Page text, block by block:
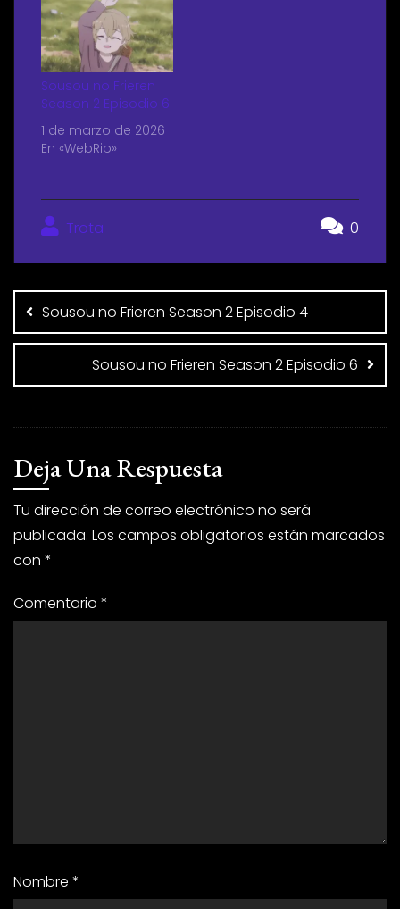
Sousou no Frieren
Season 2 Episodio 6
1 de marzo de 2026
En «WebRip»
Trota 0
Sousou no Frieren Season 2 Episodio 4
Sousou no Frieren Season 2 Episodio 6
Deja Una Respuesta
Tu dirección de correo electrónico no será
publicada. Los campos obligatorios están marcados
con *
Comentario *
Nombre *